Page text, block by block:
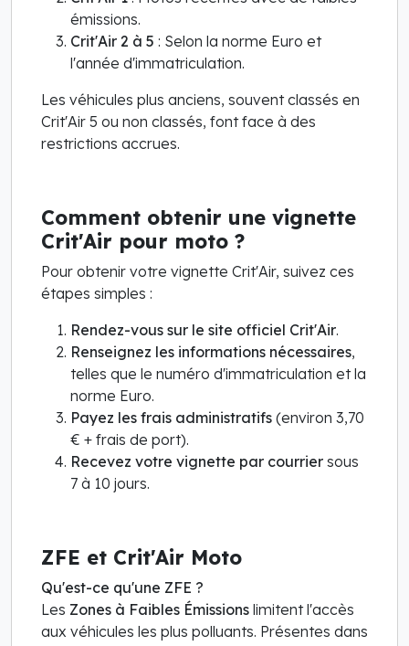
émissions.
Crit'Air 2 à 5 : Selon la norme Euro et
l'année d'immatriculation.
Les véhicules plus anciens, souvent classés en
Crit'Air 5 ou non classés, font face à des
restrictions accrues.
Comment obtenir une vignette
Crit'Air pour moto ?
Pour obtenir votre vignette Crit'Air, suivez ces
étapes simples :
Rendez-vous sur le site officiel Crit'Air.
Renseignez les informations nécessaires,
telles que le numéro d'immatriculation et la
norme Euro.
Payez les frais administratifs (environ 3,70
€ + frais de port).
Recevez votre vignette par courrier sous
7 à 10 jours.
ZFE et Crit'Air Moto
Qu'est-ce qu'une ZFE ?
Les Zones à Faibles Émissions limitent l'accès
aux véhicules les plus polluants. Présentes dans